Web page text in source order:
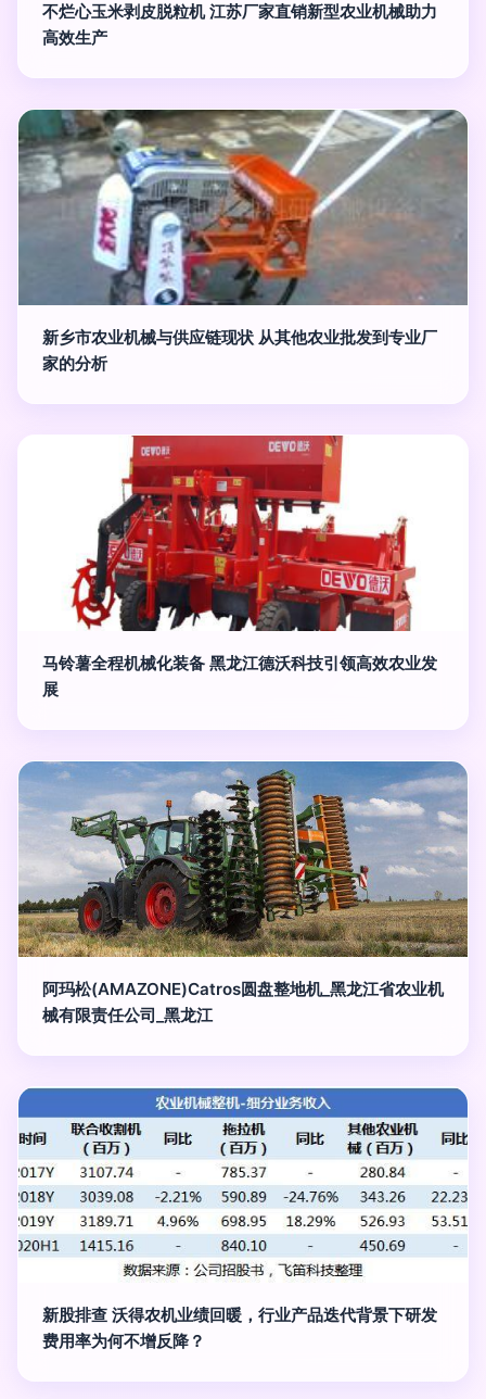
不烂心玉米剥皮脱粒机 江苏厂家直销新型农业机械助力
高效生产
新乡市农业机械与供应链现状 从其他农业批发到专业厂
家的分析
马铃薯全程机械化装备 黑龙江德沃科技引领高效农业发
展
阿玛松(AMAZONE)Catros圆盘整地机_黑龙江省农业机
械有限责任公司_黑龙江
新股排查 沃得农机业绩回暖，行业产品迭代背景下研发
费用率为何不增反降？